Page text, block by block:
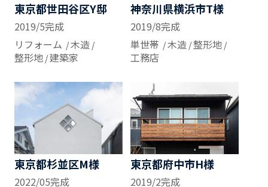
東京都世田谷区Y邸
2019/5完成
リフォーム
木造
整形地 建築家
神奈川県横浜市T様
2019/8完成
単世帯
木造 整形地
工務店
東京都杉並区M様
2022/05完成
東京都府中市H様
2019/2完成